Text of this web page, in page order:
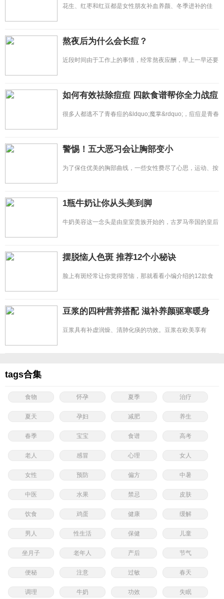
花生、红枣和红豆都是女性朋友补血养颜、冬季进补的佳
熬夜后为什么会长痘？
近段时间由于工作上的事情，经常熬夜应酬，早上一早还要
如何有效祛除痘痘 四款食谱帮你全力战痘
很多人都逃不了青春痘的&ldquo;魔掌&rdquo;，痘痘是青春
警惕！五大恶习会让胸部变小
为了保住优美的胸部曲线，一些女性费尽了心思，运动、按
1瓶牛奶让你从头美到脚
牛奶美容这一念头是由皇室贵族开始的，古罗马帝国的皇后
摆脱恼人色斑 推荐12个小秘诀
脸上有斑经常让你觉得苦恼，那就看看小编介绍的12款食
豆浆的四种营养搭配 滋补养颜驱寒暖身
豆浆具有补虚润燥、清肺化痰的功效。豆浆在欧美享有
tags合集
食物 怀孕 夏季 治疗
夏天 孕妇 减肥 养生
春季 宝宝 食谱 高考
老人 感冒 心理 女人
女性 预防 偏方 中暑
中医 水果 禁忌 皮肤
饮食 鸡蛋 健康 缓解
男人 性生活 保健 儿童
坐月子 老年人 产后 节气
便秘 注意 过敏 春天
调理 牛奶 功效 失眠